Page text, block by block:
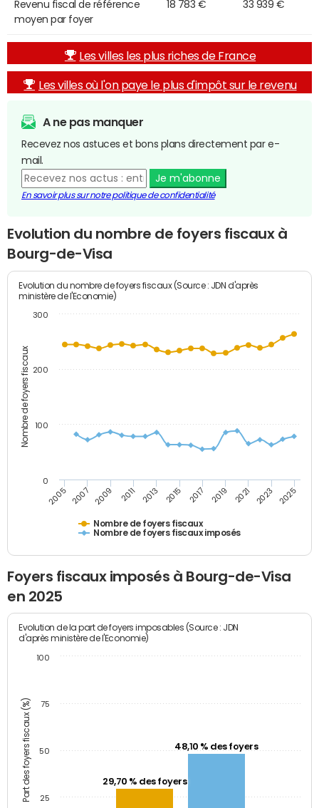
Revenu fiscal de référence
moyen par foyer
18 783 € 33 939 €
Les villes les plus riches de France
Les villes où l'on paye le plus d'impôt sur le revenu
A ne pas manquer
Recevez nos astuces et bons plans directement par e-
mail.
Je m'abonne
En savoir plus sur notre politique de confidentialité
Evolution du nombre de foyers fiscaux à
Bourg-de-Visa
Nombre de foyers fiscaux
Evolution du nombre de foyers fiscaux (Source : JDN d'après
ministère de l'Economie)
Nombre de foyers fiscaux
Nombre de foyers fiscaux imposés
2005 2007 2009 2011 2013 2015 2017 2019 2021 2023 2025
0
100
200
300
Foyers fiscaux imposés à Bourg-de-Visa
en 2025
Part des foyers fiscaux (%)
Evolution de la part de foyers imposables (Source : JDN
d'après ministère de l'Economie)
29,70 % des foyers
48,10 % des foyers
25
50
75
100